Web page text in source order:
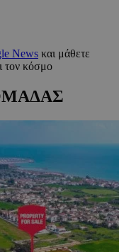
News και μάθετε
τον κόσμο